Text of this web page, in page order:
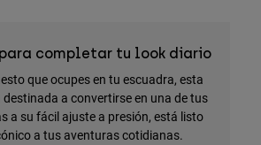
completar tu look diario
que ocupes en tu escuadra, esta
a convertirse en una de tus
a su fácil ajuste a presión, está listo
a tus aventuras cotidianas.